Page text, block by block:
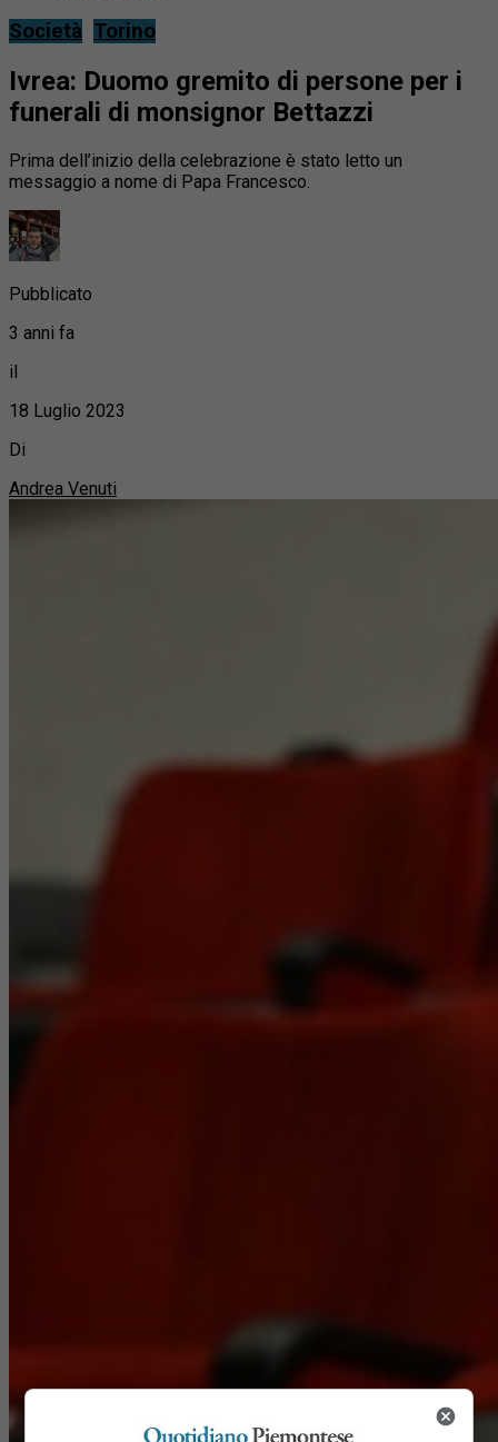
Società Torino
Ivrea: Duomo gremito di persone per i
funerali di monsignor Bettazzi
Prima dell’inizio della celebrazione è stato letto un
messaggio a nome di Papa Francesco.
Pubblicato
3 anni fa
il
18 Luglio 2023
Di
Andrea Venuti